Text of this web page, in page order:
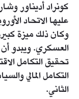
كونراد أديناور
عليها الاتحاد
وكان ذلك ميزة
العسكري. ويبدو
تحقيق التكامل
التكامل المالي
الثاني.